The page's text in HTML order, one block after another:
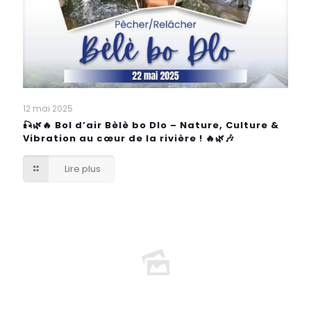
12 mai 2025
🎣🌿🔥 Bol d’air Bèlè bo Dlo – Nature, Culture &
Vibration au cœur de la rivière ! 🔥🌿🎶
Lire plus